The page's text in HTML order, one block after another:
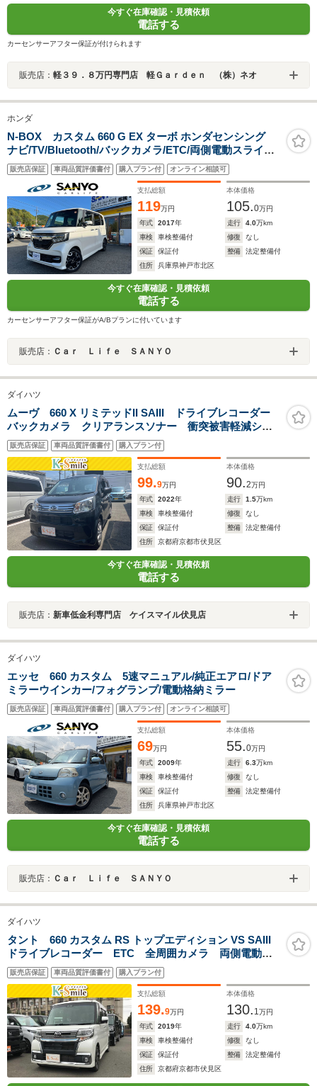
今すぐ在庫確認・見積依頼
電話する
カーセンサーアフター保証が付けられます
販売店： 軽３９．８万円専門店 軽Ｇａｒｄｅｎ （株）ネオ
ホンダ
N-BOX カスタム 660 G EX ターボ ホンダセンシング
ナビ/TV/Bluetooth/バックカメラ/ETC/両側電動スライド
ドア/ターボ/ホンダセンシング
販売店保証 車両品質評価書付 購入プラン付 オンライン相談可
支払総額
119万円
本体価格
105.0万円
年式
2017年 走行 4.0万km
車検
車検整備付 修復
なし
保証
保証付 整備
法定整備付
住所
兵庫県神戸市北区
今すぐ在庫確認・見積依頼
電話する
カーセンサーアフター保証がA/Bプランに付いています
販売店： Ｃａｒ Ｌｉｆｅ ＳＡＮＹＯ
ダイハツ
ムーヴ 660 X リミテッドII SAIII ドライブレコーダー
バックカメラ クリアランスソナー 衝突被害軽減シス
テム オートマチックハイビーム オートライト LED
ヘッドランプ スマートキー アイドリングストップ
電動格納ミラー
販売店保証 車両品質評価書付 購入プラン付
支払総額
99.9万円
本体価格
90.2万円
年式
2022年 走行 1.5万km
車検
車検整備付 修復
なし
保証
保証付 整備
法定整備付
住所
京都府京都市伏見区
今すぐ在庫確認・見積依頼
電話する
販売店： 新車低金利専門店 ケイスマイル伏見店
ダイハツ
エッセ 660 カスタム 5速マニュアル/純正エアロ/ドア
ミラーウインカー/フォグランプ/電動格納ミラー
販売店保証 車両品質評価書付 購入プラン付 オンライン相談可
支払総額
69万円
本体価格
55.0万円
年式
2009年 走行 6.3万km
車検
車検整備付 修復
なし
保証
保証付 整備
法定整備付
住所
兵庫県神戸市北区
今すぐ在庫確認・見積依頼
電話する
販売店： Ｃａｒ Ｌｉｆｅ ＳＡＮＹＯ
ダイハツ
タント 660 カスタム RS トップエディション VS SAIII
ドライブレコーダー ETC 全周囲カメラ 両側電動ス
ライドドア TV 衝突被害軽減システム オートマチッ
クハイビーム オートライト LEDヘッドランプ アイ
ドリングストップ スマートキー
販売店保証 車両品質評価書付 購入プラン付
支払総額
139.9万円
本体価格
130. 1万円
年式
2019年 走行 4.0万km
車検
車検整備付 修復
なし
保証
保証付 整備
法定整備付
住所
京都府京都市伏見区